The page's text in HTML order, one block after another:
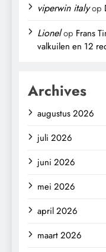
viperwin italyop
Lionelop Frans
valkuilen en 12
Archives
augustus 2026
juli 2026
juni 2026
mei 2026
april 2026
maart 2026